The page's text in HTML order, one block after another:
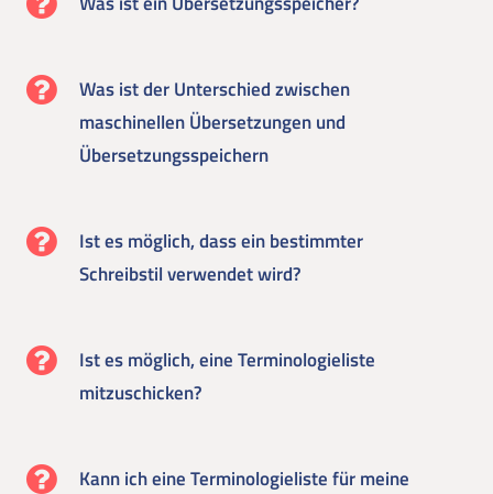
Was ist der Unterschied zwischen
maschinellen Übersetzungen und
Übersetzungsspeichern
Ist es möglich, dass ein bestimmter
Schreibstil verwendet wird?
Ist es möglich, eine Terminologieliste
mitzuschicken?
Kann ich eine Terminologieliste für meine